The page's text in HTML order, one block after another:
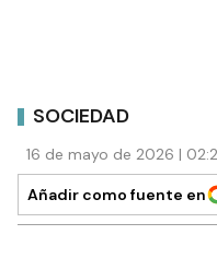
SOCIEDAD
16 de mayo de 2026 |
Añadir como fuente en